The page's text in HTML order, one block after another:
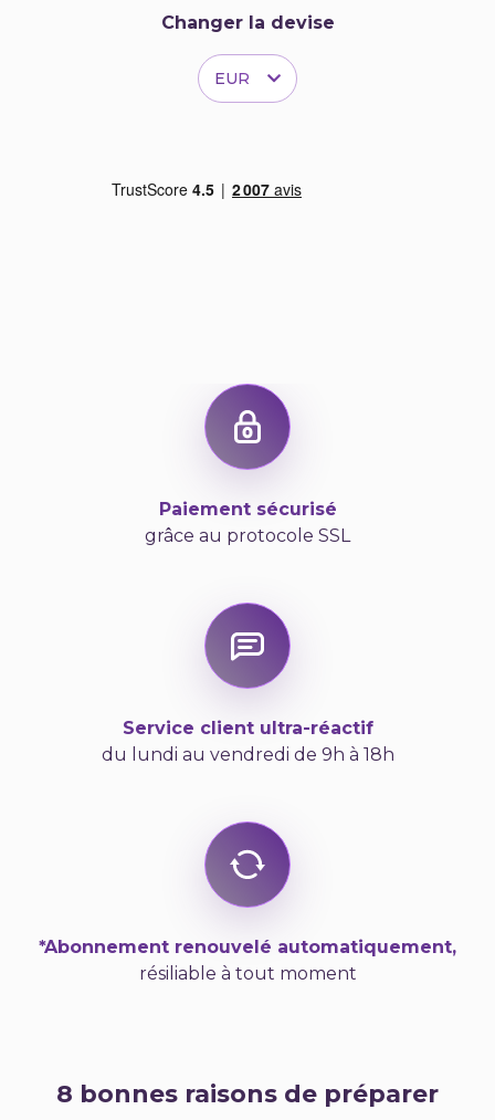
Changer la devise
EUR
Paiement sécurisé
grâce au protocole SSL
Service client ultra-réactif
du lundi au vendredi de 9h à 18h
*Abonnement renouvelé automatiquement,
résiliable à tout moment
8 bonnes raisons de préparer